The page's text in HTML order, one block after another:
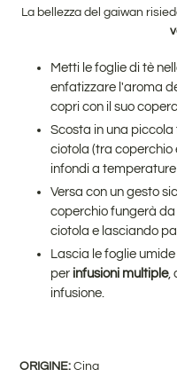
La bellezza del gaiwan
Metti le foglie di tè
enfatizzare l'aroma
copri con il suo
Scosta in una
ciotola (tra coperchio
infondi a temperature
Versa con un gesto
coperchio fungerà
ciotola e lasciando
Lascia le foglie
per infusioni multiple,
infusione.
ORIGINE: Cina